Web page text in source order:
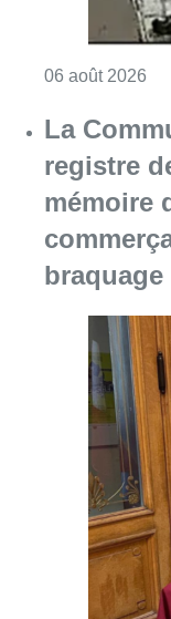
06 août 2026
La
registre
mémoire
braquage